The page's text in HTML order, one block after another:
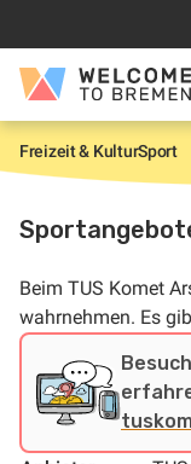
springen
Welcome
S
t
r
t
Freizeit & KulturSport
Beim TUS Komet
wahrnehmen. Es